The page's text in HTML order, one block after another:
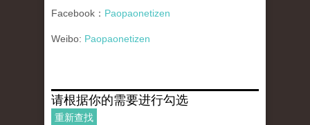
Facebook： Paopaonetizen
Weibo: Paopaonetizen
请根据你的需要进行勾选
重新查找